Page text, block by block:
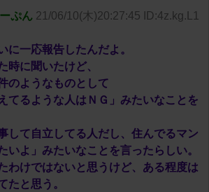
ぷん 21/06/10(木)20:27:45 ID:4z.kg.L1
に一応報告したんだよ。
時に聞いたけど、
のようなものとして
てるような人はＮＧ」みたいなことを
して自立してる人だし、住んでるマン
いよ」みたいなことを言ったらしい。
わけではないと思うけど、ある程度は
たと思う。